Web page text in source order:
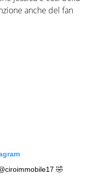
anche del fan
🤣